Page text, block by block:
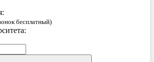
бесплатный)